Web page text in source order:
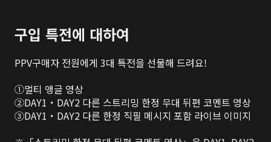
구입 특전에 대하여
PPV구매자 전원에게 3대 특전을 선물해 드려요!
①멀티 앵글 영상
②DAY1・DAY2 다른 스트리밍 한정 무대 뒤편 코멘트 영상
③DAY1・DAY2 다른 한정 직필 메시지 포함 라이브 이미지